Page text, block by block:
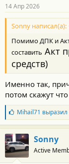
14 Апр 2026
Sonny написал(а):
Помимо ДПК и
составить Акт
средств)
Именно так,
потом скажут
Б
л
а
г
о
д
а
Mihail71 выразил
Sonny
Active